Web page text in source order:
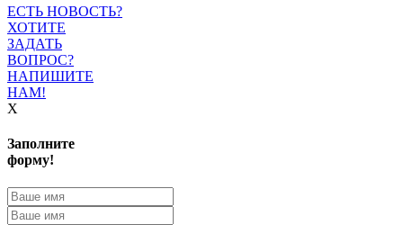
ЕСТЬ НОВОСТЬ?
ХОТИТЕ
ЗАДАТЬ
ВОПРОС?
НАПИШИТЕ
НАМ!
X
Заполните
форму!